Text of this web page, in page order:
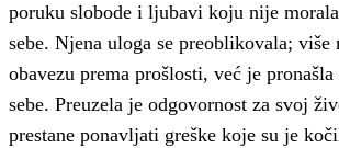
poruku slobode i ljubavi koju nije
sebe. Njena uloga se preoblikovala; više
obavezu prema prošlosti, već je
sebe. Preuzela je odgovornost za svoj
prestane ponavljati greške koje su je